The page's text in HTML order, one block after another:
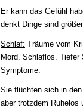
Er kann das Gefühl
denkt Dinge sind
Schlaf: Träume vom
Mord. Schlaflos.
Symptome.
Sie flüchten sich in
aber trotzdem Ruhelos